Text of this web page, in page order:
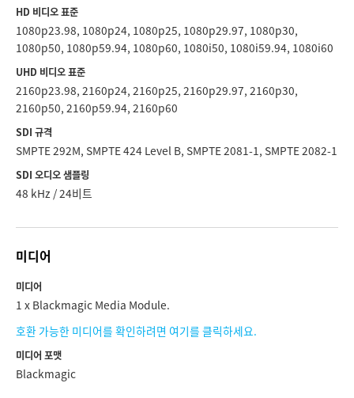
HD 비디오 표준
1080p23.98, 1080p24, 1080p25, 1080p29.97, 1080p30,
1080p50, 1080p59.94, 1080p60, 1080i50, 1080i59.94, 1080i60
UHD 비디오 표준
2160p23.98, 2160p24, 2160p25, 2160p29.97, 2160p30,
2160p50, 2160p59.94, 2160p60
SDI 규격
SMPTE 292M, SMPTE 424 Level B, SMPTE 2081-1, SMPTE 2082-1
SDI 오디오 샘플링
48 kHz / 24비트
미디어
미디어
1 x Blackmagic Media Module.
호환 가능한 미디어를 확인하려면 여기를 클릭하세요.
미디어 포맷
Blackmagic